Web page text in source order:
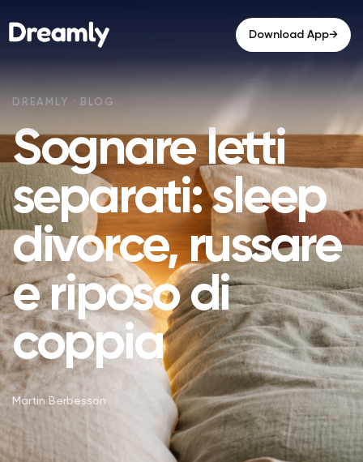
Download App→
Sognare letti
separati: sleep
divorce, russare
e riposo di
coppia
Martin Berbesson